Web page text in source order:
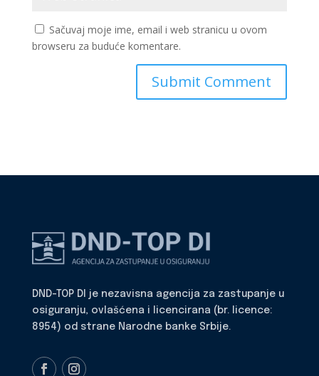
Sačuvaj moje ime, email i web stranicu u ovom
browseru za buduće komentare.
DND-TOP DI je nezavisna agencija za zastupanje u
osiguranju, ovlašćena i licencirana (br. licence:
8954) od strane Narodne banke Srbije.